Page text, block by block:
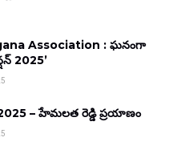
Association : ఘనంగా
2025’
2025 – హేమలత రెడ్డి ప్రయాణం